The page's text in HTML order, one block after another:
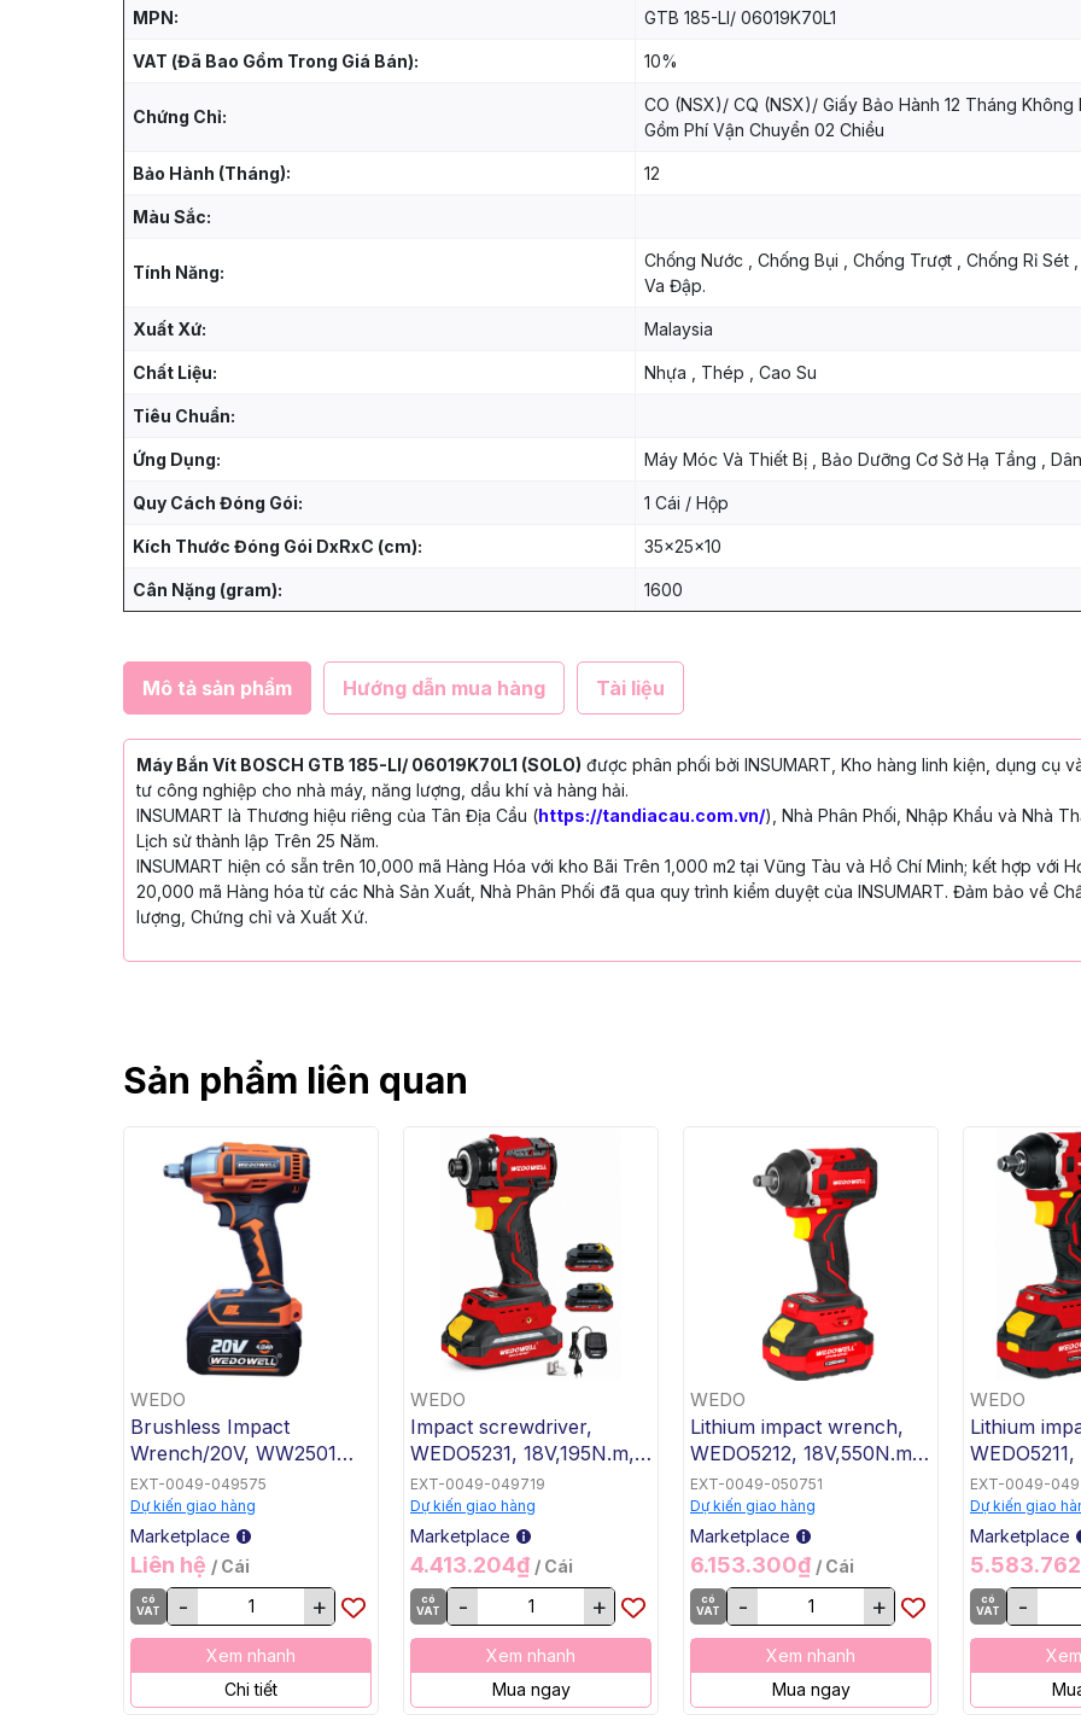
MPN: GTB 185-LI/ 06019K70L1
VAT (Đã Bao Gồm Trong Giá Bán): 10%
Chứng Chỉ:
CO (NSX)/ CQ (NSX)/ Giấy Bảo Hành 12 Tháng Không
Gồm Phí Vận Chuyển 02 Chiều
Bảo Hành (Tháng): 12
Màu Sắc:
Tính Năng:
Chống Nước , Chống Bụi , Chống Trượt , Chống Rỉ Sét
Va Đập.
Xuất Xứ: Malaysia
Chất Liệu: Nhựa , Thép , Cao Su
Tiêu Chuẩn:
Ứng Dụng: Máy Móc Và Thiết Bị , Bảo Dưỡng Cơ Sở Hạ Tầng ,
Quy Cách Đóng Gói: 1 Cái / Hộp
Kích Thước Đóng Gói DxRxC (cm): 35x25x10
Cân Nặng (gram): 1600
Mô tả sản phẩm Hướng dẫn mua hàng Tài liệu
Máy Bắn Vít BOSCH GTB 185-LI/ 06019K70L1 (SOLO) được phân phối bởi INSUMART, Kho hàng linh kiện, dụng cụ
tư công nghiệp cho nhà máy, năng lượng, dầu khí và hàng hải.
INSUMART là Thương hiệu riêng của Tân Địa Cầu (https://tandiacau.com.vn/), Nhà Phân Phối, Nhập Khẩu và Nhà
Lịch sử thành lập Trên 25 Năm.
INSUMART hiện có sẵn trên 10,000 mã Hàng Hóa với kho Bãi Trên 1,000 m2 tại Vũng Tàu và Hồ Chí Minh; kết hợp với
20,000 mã Hàng hóa từ các Nhà Sản Xuất, Nhà Phân Phối đã qua quy trình kiểm duyệt của INSUMART. Đảm bảo về
lượng, Chứng chỉ và Xuất Xứ.
Sản phẩm liên quan
WEDO
Brushless Impact
Wrench/20V, WW2501
Series, 20V, WEDO, Steel
EXT-0049-049575
Dự kiến giao hàng
Marketplace
Liên hệ / Cái
có
VAT
- +
Xem nhanh
Chi tiết
WEDO
Impact screwdriver,
WEDO5231, 18V,195N.m,
WEDO, Steel
EXT-0049-049719
Dự kiến giao hàng
Marketplace
4.413.204₫ / Cái
có
VAT
- +
Xem nhanh
Mua ngay
WEDO
Lithium impact wrench,
WEDO5212, 18V,550N.m,
WEDO, Steel
EXT-0049-050751
Dự kiến giao hàng
Marketplace
6.153.300₫ / Cái
có
VAT
- +
Xem nhanh
Mua ngay
WEDO
Lithium
WEDO,
EXT-0049-
Dự kiến giao
Marketplace
có
VAT
-